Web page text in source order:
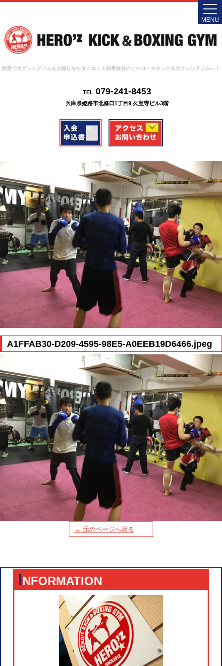
姫路でボクシングジムをお探しならダイエット効果抜群のヒーローズキック＆ボクシングジムへ！
TEL079-241-8453
兵庫県姫路市北條口1丁目9 久宝寺ビル3階
MENU
A1FFAB30-D209-4595-98E5-A0EEB19D6466.jpeg
→ 元のページへ戻る
INFORMATION